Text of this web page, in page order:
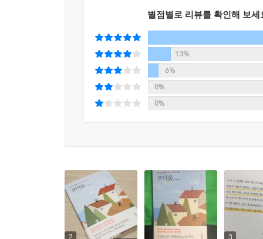
문요한 저자에 따르면 휴식은 쉼과 함께 채움이
심리학 공부를 하고, 발레를 하고, 정원을 가꾸는
『오티움』을 통해 당신에게 행복의 감각을 되돌
나의 세계를 만드는 휴식이자
내가 좋아하는 것을 발견하는 시간
가장 빠른 방법은 나만의 오티움을 찾는 것이다.
『오티움』은 자신의 일상과 과거를 탐색하며
오티움을 시작하면, 특정 관심사로 인해 나의
별점별로 리뷰를 확인해 보세
13%
6%
0%
0%
2 3